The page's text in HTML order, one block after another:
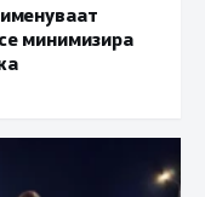
минимизира